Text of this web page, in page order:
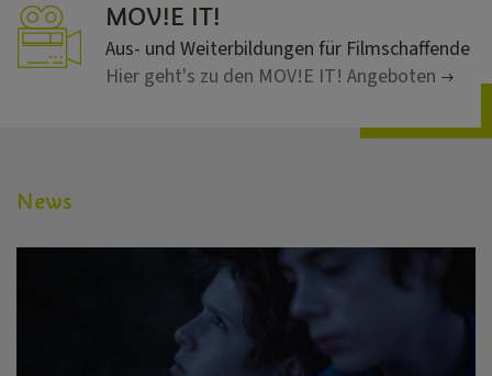
MOV!E IT!
Aus- und Weiterbildungen für Filmschaffende
Hier geht's zu den MOV!E IT! Angeboten
News